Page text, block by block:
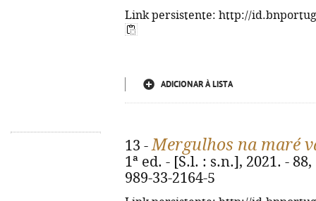
Link persistente: http://
ADICIONAR À LISTA
13 -Mergulhos na maré
1ª ed. - [S.l. : s.n.], 2021. -
989-33-2164-5